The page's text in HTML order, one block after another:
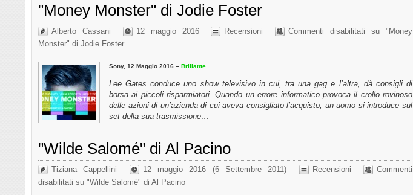
"Money Monster" di Jodie Foster
Alberto Cassani 12 maggio 2016 Recensioni Commenti disabilitati su "Money
Monster" di Jodie Foster
Sony, 12 Maggio 2016 – Brillante
Lee Gates conduce uno show televisivo in cui, tra una gag e l’altra, dà consigli di
borsa ai piccoli risparmiatori. Quando un errore informatico provoca il crollo rovinoso
delle azioni di un’azienda di cui aveva consigliato l’acquisto, un uomo si introduce sul
set della sua trasmissione…
"Wilde Salomé" di Al Pacino
Tiziana Cappellini 12 maggio 2016 (6 Settembre 2011) Recensioni
Commenti
disabilitati su "Wilde Salomé" di Al Pacino